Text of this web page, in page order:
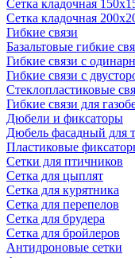
Сетка кладочная
Сетка кладочная
Гибкие связи
Базальтовые гибкие
Гибкие связи с
Гибкие связи с
Стеклопластиковые
Гибкие связи для
Дюбели и фиксаторы
Дюбель фасадный для
Пластиковые
Сетки для птичников
Сетка для цыплят
Сетка для курятника
Сетка для перепелов
Сетка для брудера
Сетка для бройлеров
Антидроновые сетки